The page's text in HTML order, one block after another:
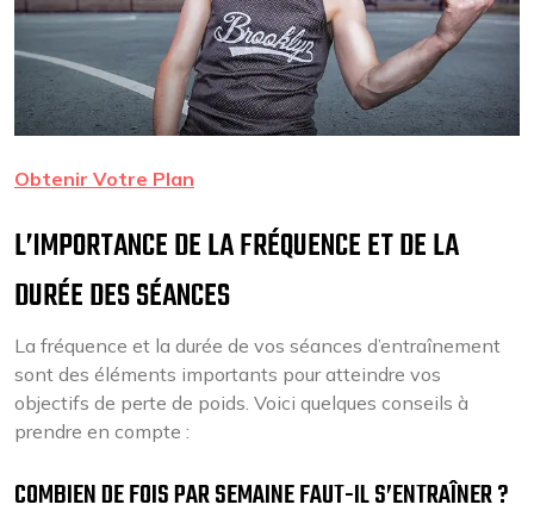
Obtenir Votre Plan
L’IMPORTANCE DE LA FRÉQUENCE ET DE LA
DURÉE DES SÉANCES
La fréquence et la durée de vos séances d’entraînement
sont des éléments importants pour atteindre vos
objectifs de perte de poids. Voici quelques conseils à
prendre en compte :
COMBIEN DE FOIS PAR SEMAINE FAUT-IL S’ENTRAÎNER ?